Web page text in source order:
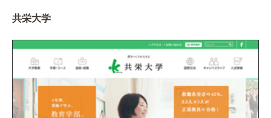
共栄大学